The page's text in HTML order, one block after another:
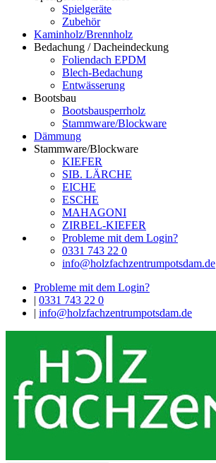
Spielgeräte
Zubehör
Kaminholz/Brennholz
Bedachung / Dacheindeckung
Foliendach EPDM
Blech-Bedachung
Entwässerung
Bootsbau
Bootsbausperrholz
Stammware/Blockware
Dämmung
Stammware/Blockware
KIEFER
SIB. LÄRCHE
EICHE
ESCHE
MAHAGONI
ZIRBEL-KIEFER
Probleme mit dem Login?
0331 743 22 0
info@holzfachzentrumpotsdam.de
Probleme mit dem Login?
| 0331 743 22 0
| info@holzfachzentrumpotsdam.de